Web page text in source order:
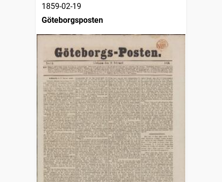
1859-02-19
Göteborgsposten